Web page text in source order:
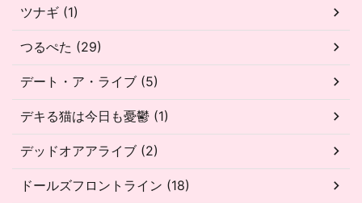
ツナギ (1)
つるぺた (29)
デート・ア・ライブ (5)
デキる猫は今日も憂鬱 (1)
デッドオアアライブ (2)
ドールズフロントライン (18)